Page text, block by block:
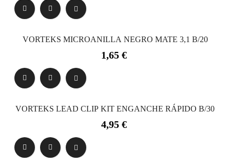
VORTEKS MICROANILLA NEGRO MATE 3,1 B/20
Precio
1,65 €
VORTEKS LEAD CLIP KIT ENGANCHE RÁPIDO B/30
Precio
4,95 €